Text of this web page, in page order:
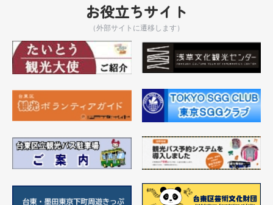
お役立ちサイト
（外部サイトに遷移します）